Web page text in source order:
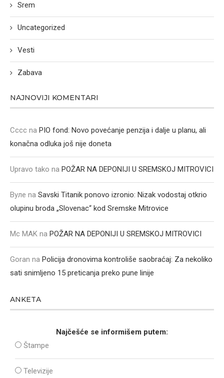
Srem
Uncategorized
Vesti
Zabava
NAJNOVIJI KOMENTARI
Cccc na PIO fond: Novo povećanje penzija i dalje u planu, ali
konačna odluka još nije doneta
Upravo tako na POŽAR NA DEPONIJI U SREMSKOJ MITROVICI
Вуле na Savski Titanik ponovo izronio: Nizak vodostaj otkrio
olupinu broda „Slovenac“ kod Sremske Mitrovice
Mc MAK na POŽAR NA DEPONIJI U SREMSKOJ MITROVICI
Goran na Policija dronovima kontroliše saobraćaj: Za nekoliko
sati snimljeno 15 preticanja preko pune linije
ANKETA
Najčešće se informišem putem:
Štampe
Televizije